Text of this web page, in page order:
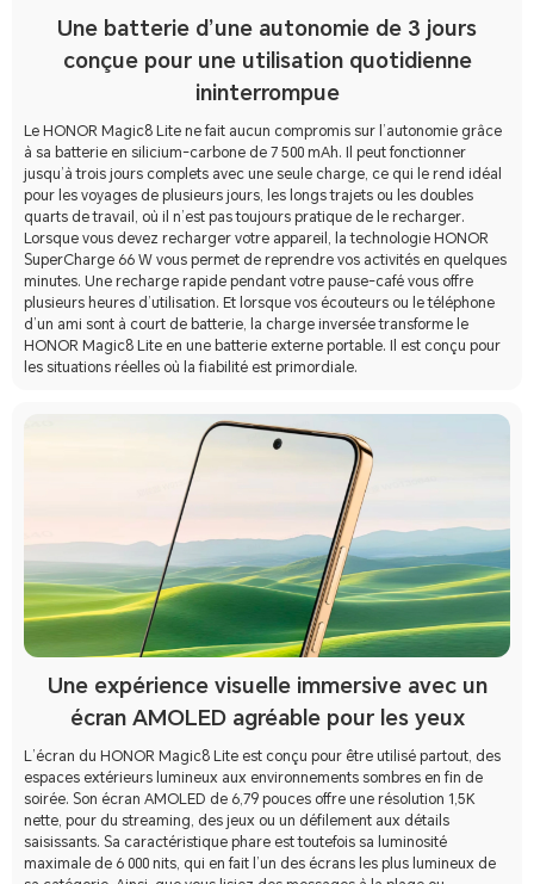
Une batterie d’une autonomie de 3 jours
conçue pour une utilisation quotidienne
ininterrompue
Le HONOR Magic8 Lite ne fait aucun compromis sur l’autonomie grâce
à sa batterie en silicium-carbone de 7 500 mAh. Il peut fonctionner
jusqu’à trois jours complets avec une seule charge, ce qui le rend idéal
pour les voyages de plusieurs jours, les longs trajets ou les doubles
quarts de travail, où il n’est pas toujours pratique de le recharger.
Lorsque vous devez recharger votre appareil, la technologie HONOR
SuperCharge 66 W vous permet de reprendre vos activités en quelques
minutes. Une recharge rapide pendant votre pause-café vous offre
plusieurs heures d’utilisation. Et lorsque vos écouteurs ou le téléphone
d’un ami sont à court de batterie, la charge inversée transforme le
HONOR Magic8 Lite en une batterie externe portable. Il est conçu pour
les situations réelles où la fiabilité est primordiale.
Une expérience visuelle immersive avec un
écran AMOLED agréable pour les yeux
L’écran du HONOR Magic8 Lite est conçu pour être utilisé partout, des
espaces extérieurs lumineux aux environnements sombres en fin de
soirée. Son écran AMOLED de 6,79 pouces offre une résolution 1,5K
nette, pour du streaming, des jeux ou un défilement aux détails
saisissants. Sa caractéristique phare est toutefois sa luminosité
maximale de 6 000 nits, qui en fait l’un des écrans les plus lumineux de